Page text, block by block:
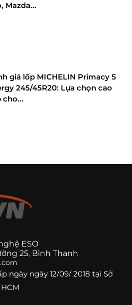
Mazda...
giá lốp MICHELIN Primacy 5
245/45R20: Lựa chọn cao
cho...
ESO
25, Bình Thạnh
ngày ngày 12/09/ 2018 tại Sở